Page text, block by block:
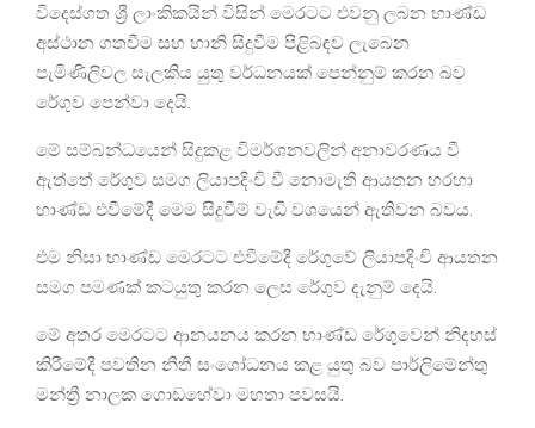
විදෙස්ගත ශ්‍රී ලාංකිකයින් විසින් මෙරටට එවනු ලබන භාණ්ඩ
අස්ථාන ගතවීම සහ හානි සිදුවීම පිළිබඳව ලැබෙන
පැමිණිලිවල සැලකිය යුතු වර්ධනයක් පෙන්නුම් කරන බව
රේගුව පෙන්වා දෙයි.
මේ සම්බන්ධයෙන් සිදුකළ විමර්ශනවලින් අනාවරණය වී
ඇත්තේ රේගුව සමග ලියාපදිංචි වී නොමැති ආයතන හරහා
භාණ්ඩ එවීමේදී මෙම සිදුවීම් වැඩි වශයෙන් ඇතිවන බවය.
එම නිසා භාණ්ඩ මෙරටට එවීමේදී රේගුවේ ලියාපදිංචි ආයතන
සමග පමණක් කටයුතු කරන ලෙස රේගුව දැනුම් දෙයි.
මේ අතර මෙරටට ආනයනය කරන භාණ්ඩ රේගුවෙන් නිදහස්
කිරීමේදී පවතින නීතී සංශෝධනය කළ යුතු බව පාර්ලිමේන්තු
මන්ත්‍රී නාලක ගොඩහේවා මහතා පවසයි.